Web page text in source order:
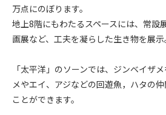
万点にのぼります。
地上8階にもわたるスペースには、常設
画展など、工夫を凝らした生き物を展示
「太平洋」のソーンでは、ジンベイザ
メやエイ、アジなどの回遊魚，ハタの
ことができます。